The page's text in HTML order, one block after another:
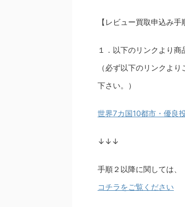
【レビュー買取申込み手
１．以下のリンクより商
（必ず以下のリンクよ
下さい。）
世界7カ国10都市・優良
↓↓↓
手順２以降に関しては、
コチラをご覧ください